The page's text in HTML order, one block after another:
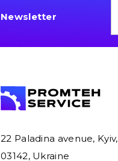
Newsletter
22 Paladina avenue, Kyiv,
03142, Ukraine